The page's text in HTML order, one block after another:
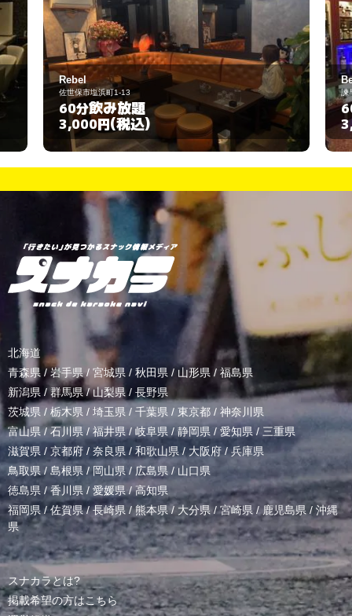
Rebel
佐世保市塩浜町1-13
60分飲み放題
3,000円(税込)
諫
北海道
青森県 / 岩手県/ 宮城県 / 秋田県 / 山形県/ 福島県
新潟県 /群馬県/山梨県 / 長野県
茨城県 / 栃木県 / 埼玉県 / 千葉県 / 東京都 / 神奈川県
富山県 /石川県/福井県/岐阜県 / 静岡県 / 愛知県 / 三重県
滋賀県 / 京都府 / 奈良県 / 和歌山県/ 大阪府 /兵庫県
鳥取県/ 島根県 /岡山県/ 広島県 / 山口県
徳島県 /香川県 / 愛媛県/高知県
福岡県/佐賀県/長崎県 /熊本県/ 大分県/宮崎県 /鹿児島県 / 沖縄
県
スナカラとは?
掲載希望の方はこちら